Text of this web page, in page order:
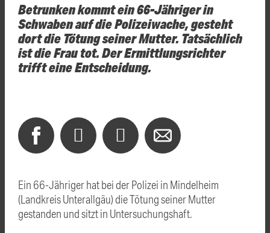
Betrunken kommt ein 66-Jähriger in
Schwaben auf die Polizeiwache, gesteht
dort die Tötung seiner Mutter. Tatsächlich
ist die Frau tot. Der Ermittlungsrichter
trifft eine Entscheidung.
Ein 66-Jähriger hat bei der Polizei in Mindelheim
(Landkreis Unterallgäu) die Tötung seiner Mutter
gestanden und sitzt in Untersuchungshaft.